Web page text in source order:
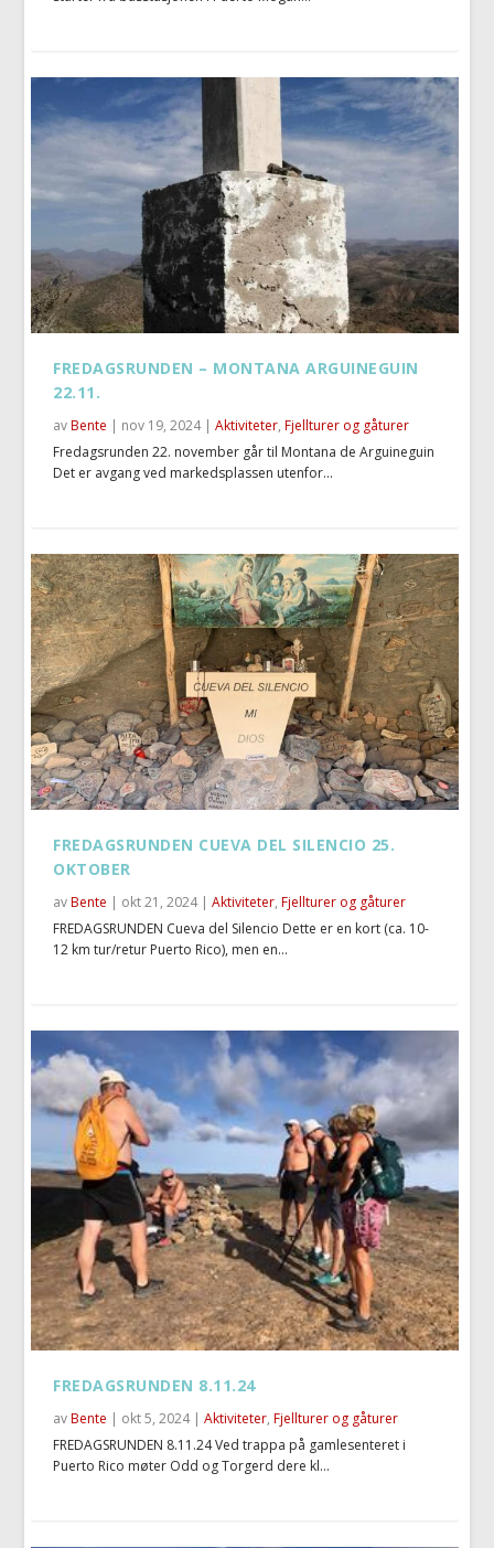
FREDAGSRUNDEN – MONTANA ARGUINEGUIN
22.11.
avBente | nov 19, 2024|Aktiviteter,Fjellturer og gåturer
Fredagsrunden 22. november går til Montana de Arguineguin
Det er avgang ved markedsplassen utenfor...
FREDAGSRUNDEN CUEVA DEL SILENCIO 25.
OKTOBER
avBente | okt 21, 2024|Aktiviteter,Fjellturer og gåturer
FREDAGSRUNDEN Cueva del Silencio Dette er en kort (ca. 10-
12 km tur/retur Puerto Rico), men en...
FREDAGSRUNDEN 8.11.24
avBente | okt 5, 2024|Aktiviteter,Fjellturer og gåturer
FREDAGSRUNDEN 8.11.24 Ved trappa på gamlesenteret i
Puerto Rico møter Odd og Torgerd dere kl...